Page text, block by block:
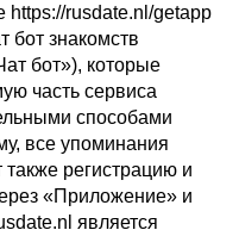
https://rusdate.nl/getapp
знакомств
бот»), которые
часть сервиса
способами
все упоминания
регистрацию и
«Приложение» и
является